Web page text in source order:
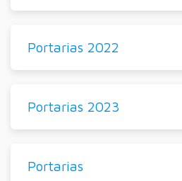
Portarias 2022
Portarias 2023
Portarias